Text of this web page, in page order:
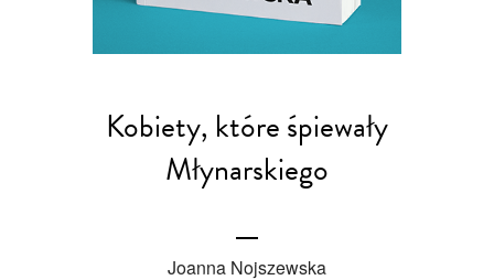
Kobiety, które śpiewały
Młynarskiego
Joanna Nojszewska